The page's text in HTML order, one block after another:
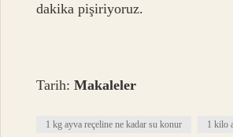
dakika pişiriyoruz.
Tarih:Makaleler
1 kg ayva reçeline ne kadar su konur 1 kilo